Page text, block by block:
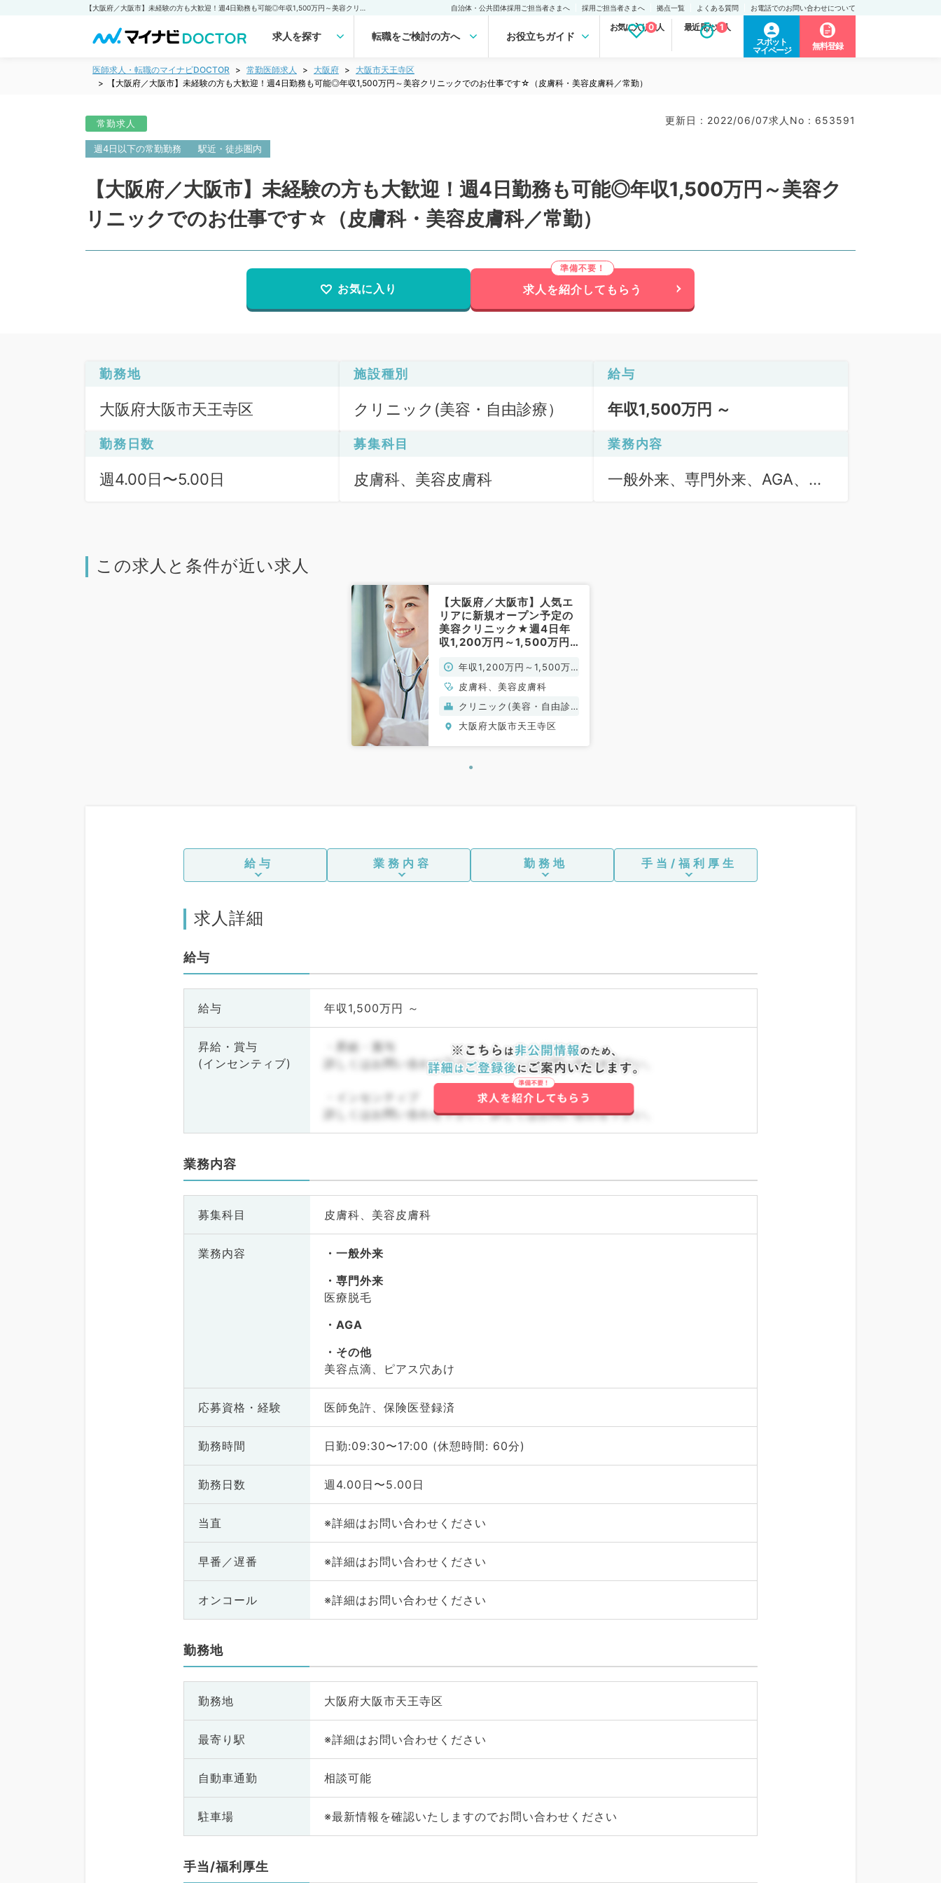
自治体・公共団体採用ご担当者さまへ 採用ご担当者さまへ 拠点一覧 よくある質問 お電話でのお問い合わせについて
求人を探す 転職をご検討の方へ お役立ちガイド
お気に入り求人
0 最近見た求人
1
スポット
マイページ
無料登録
医師求人・転職のマイナビDOCTOR 常勤医師求人 大阪府
大阪市天王寺区
【大阪府／大阪市】未経験の方も大歓迎！週4日勤務も可能◎年収1,500万円～美容クリニックでのお仕事です☆（皮膚科・美容皮膚科／常勤）
常勤求人 更新日 : 2022/06/07求人No : 653591
週4日以下の常勤勤務 駅近・徒歩圏内
【大阪府／大阪市】未経験の方も大歓迎！週4日勤務も可能◎年収1,500万円～美容ク
リニックでのお仕事です☆（皮膚科・美容皮膚科／常勤）
お気に入り 求人を紹介してもらう
勤務地
大阪府大阪市天王寺区
施設種別
クリニック(美容・自由診療）
給与
年収1,500万円 ～
勤務日数
週4.00日〜5.00日
募集科目
皮膚科、美容皮膚科
業務内容
一般外来、専門外来、AGA、そ
この求人と条件が近い求人
【大阪府／大阪市】人気エ
リアに新規オープン予定の
美容クリニック★週4日年
収1,200万円～1,500万円
お仕事です◎（美容皮膚科
／常勤）
年収1,200万円～1,500万
円
皮膚科、美容皮膚科
クリニック(美容・自由診
療）
大阪府大阪市天王寺区
給与 業務内容 勤務地 手当/福利厚生
求人詳細
給与
給与 年収1,500万円 ～
昇給・賞与
(インセンティブ)
・昇給・賞与
詳しくはお問い合わせ下さい。詳しくはお問い合わせ下さい。
・インセンティブ
詳しくはお問い合わせ下さい。詳しくはお問い合わせ下さい。
業務内容
募集科目 皮膚科、美容皮膚科
業務内容
一般外来
専門外来
医療脱毛
AGA
その他
美容点滴、ピアス穴あけ
応募資格・ 経験 医師免許、保険医登録済
勤務時間 日勤:09:30〜17:00 (休憩時間: 60分)
勤務日数 週4.00日〜5.00日
当直 ※詳細はお問い合わせください
早番／遅番 ※詳細はお問い合わせください
オンコール ※詳細はお問い合わせください
勤務地
勤務地 大阪府大阪市天王寺区
最寄り駅 ※詳細はお問い合わせください
自動車通勤 相談可能
駐車場 ※最新情報を確認いたしますのでお問い合わせください
手当/福利厚生